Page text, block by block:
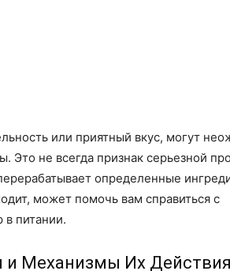
или приятный вкус, могут
Это не всегда признак серьезной
определенные
может помочь вам справиться с
питании.
и Механизмы Их Действия